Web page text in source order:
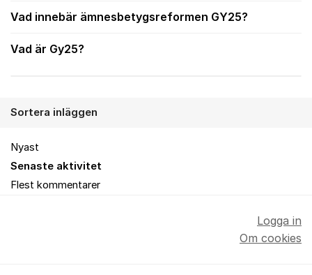
Vad innebär ämnesbetygsreformen GY25?
Vad är Gy25?
Sortera inläggen
Nyast
Senaste aktivitet
Flest kommentarer
Logga in
Om cookies